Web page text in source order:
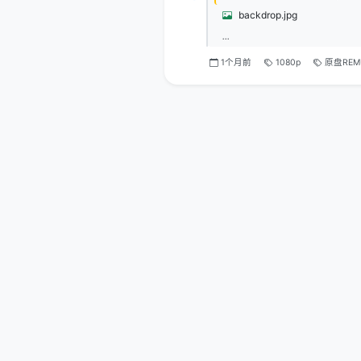
backdrop.jpg
...
1个月前 1080p 原盘